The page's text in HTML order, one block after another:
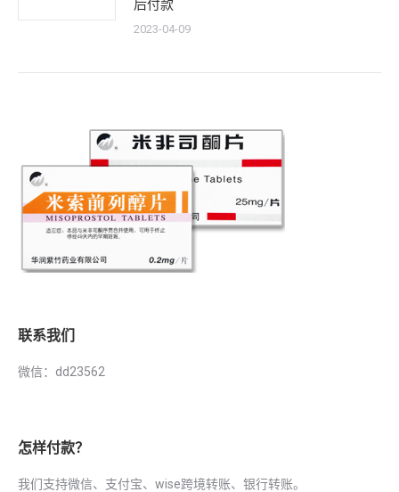
后付款
2023-04-09
联系我们
微信：dd23562
怎样付款？
我们支持微信、支付宝、wise跨境转账、银行转账。